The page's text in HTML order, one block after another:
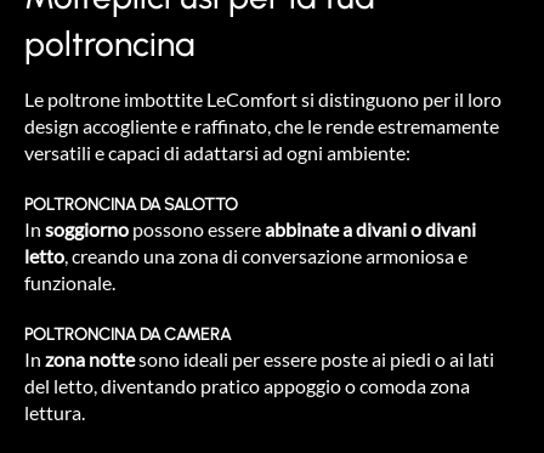
poltroncina
Le poltrone imbottite LeComfort si distinguono per il loro
design accogliente e raffinato, che le rende estremamente
versatili e capaci di adattarsi ad ogni ambiente:
POLTRONCINA DA SALOTTO
In soggiorno possono essereabbinate a divani o divani
letto, creando una zona di conversazione armoniosa e
funzionale.
POLTRONCINA DA CAMERA
In zona nottesono ideali per essere poste ai piedi o ai lati
del letto, diventando pratico appoggio o comoda zona
lettura.